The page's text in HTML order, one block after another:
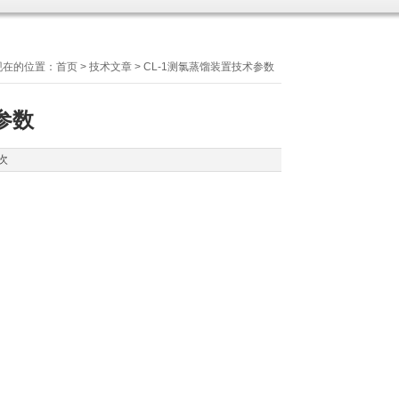
的位置： 首页 > 技术文章 > CL-1测氯蒸馏装置技术参数
数